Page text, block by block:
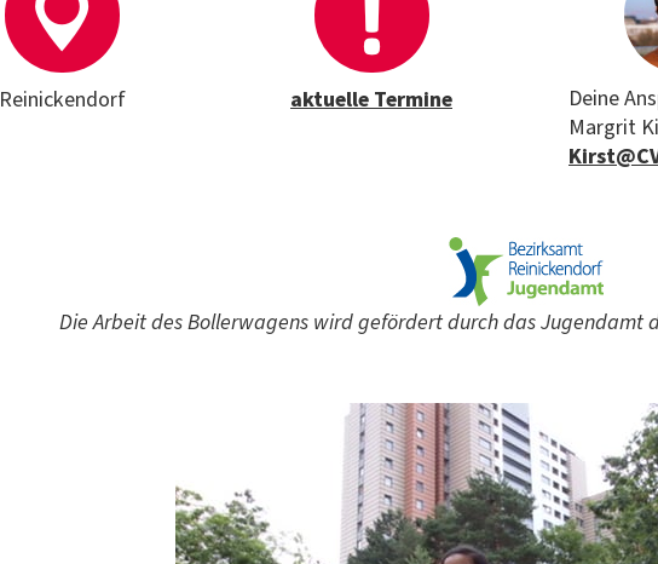
Reinickendorf aktuelle Termine
Deine
Margrit
Die Arbeit des Bollerwagens wird gefördert durch das Jugendamt